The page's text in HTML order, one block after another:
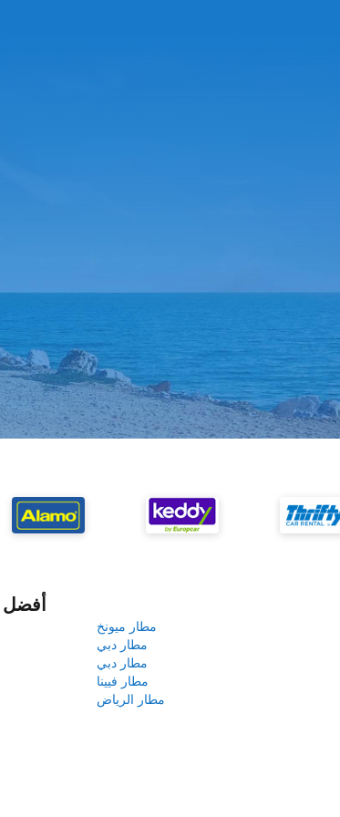
أفضل
مطار ميونخ
مطار دبي
مطار دبي
مطار فيينا
مطار الرياض